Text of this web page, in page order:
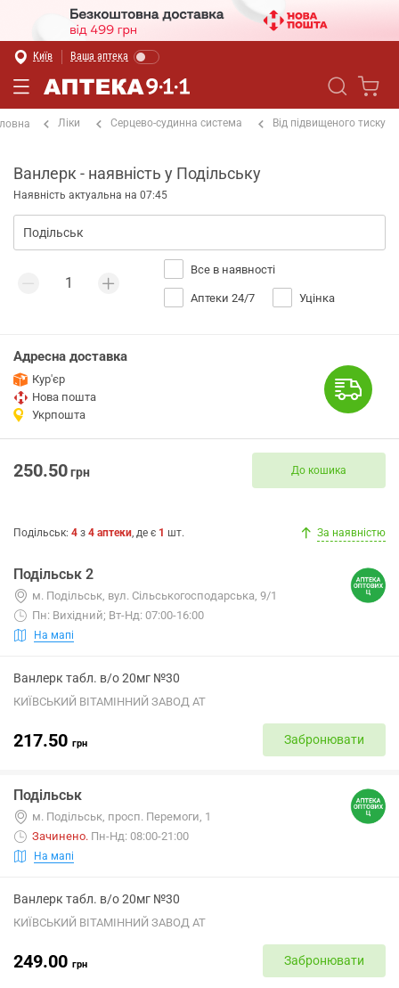
Київ Ваша аптека
Ліки Серцево-судинна система Від підвищеного тиску
Ванлерк - наявність у Подільську
Наявність актуальна на 07:45
Все в наявності
Аптеки 24/7 Уцінка
Адресна доставка
Кур'єр
Нова пошта
Укрпошта
250.50грн До кошика
Подільськ: 4 з 4 аптеки, де є 1 шт. За наявністю
Подільськ 2
м. Подільськ, вул. Сільськогосподарська, 9/1
Пн: Вихідний; Вт-Нд: 07:00-16:00
На мапі
Ванлерк табл. в/о 20мг №30
КИЇВСЬКИЙ ВІТАМІННИЙ ЗАВОД АТ
217.50 грн Забронювати
Подільськ
м. Подільськ, просп. Перемоги, 1
Зачинено. Пн-Нд: 08:00-21:00
На мапі
Ванлерк табл. в/о 20мг №30
КИЇВСЬКИЙ ВІТАМІННИЙ ЗАВОД АТ
249.00 грн Забронювати